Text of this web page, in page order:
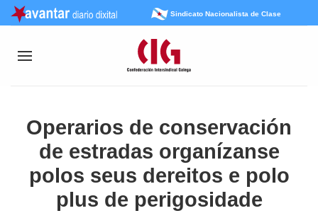
Sindicato Nacionalista de Clase
Operarios de conservación
de estradas organízanse
polos seus dereitos e polo
plus de perigosidade